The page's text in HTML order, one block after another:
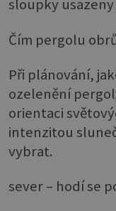
sloupky
Čím pergolu
Při plánování,
ozelenění
orientaci
intenzitou
vybrat.
sever – hodí se